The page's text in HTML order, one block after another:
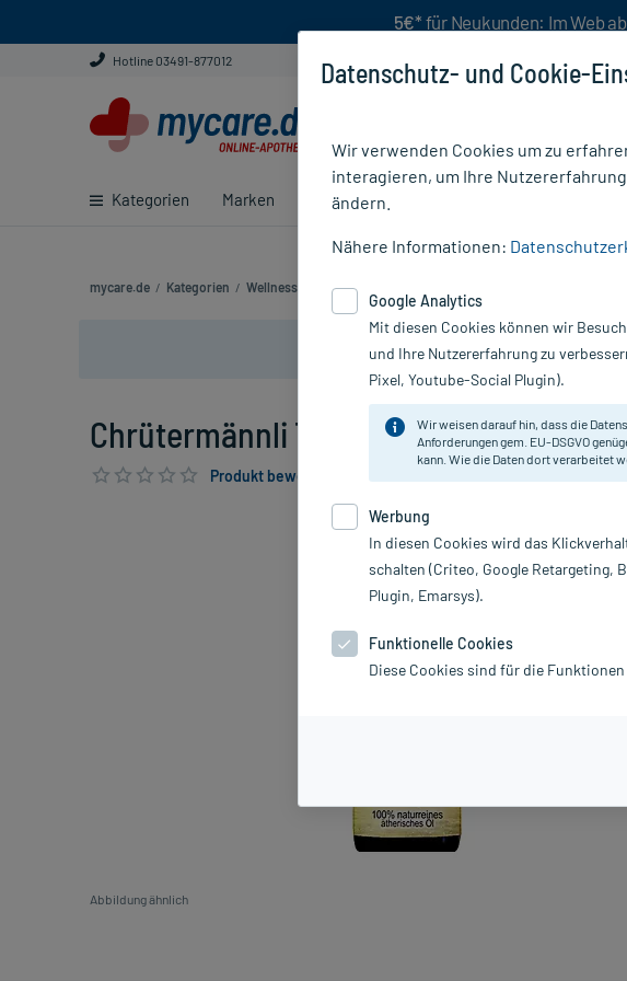
5€* für Neukunden: Im Web
Hotline 03491-877012
Kategorien Marken Ratgeber
mycare.de / Kategorien / Wellness Aromatherapie
Nur für kurze
Chrütermännli Teebaumöl TOP, 10 ml
Produkt bewerten & PlusHerzen sichern
Abbildung ähnlich
Datenschutz- und Cookie-
Wir verwenden Cookies um zu
interagieren, um Ihre
ändern.
Nähere Informationen:
Google Analytics
Mit diesen Cookies können wir
und Ihre Nutzererfahrung zu
Pixel, Youtube-Social Plugin).
Wir weisen darauf hin, dass die
Anforderungen gem. EU-DSGVO
kann. Wie die Daten dort verarbeitet
Werbung
In diesen Cookies wird das
schalten (Criteo, Google Retargeting,
Plugin, Emarsys).
Funktionelle Cookies
Diese Cookies sind für die